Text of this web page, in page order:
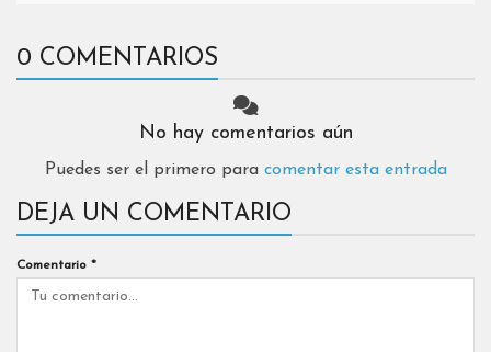
0 COMENTARIOS
No hay comentarios aún
Puedes ser el primero para comentar esta entrada
DEJA UN COMENTARIO
Comentario *